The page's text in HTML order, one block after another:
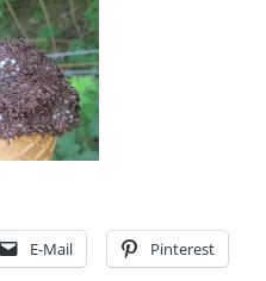
E-Mail Pinterest